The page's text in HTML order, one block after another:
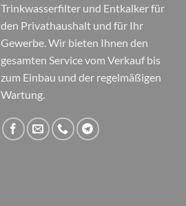
Trinkwasserfilter und Entkalker für
den Privathaushalt und für Ihr
Gewerbe. Wir bieten Ihnen den
gesamten Service vom Verkauf bis
zum Einbau und der regelmäßigen
Wartung.